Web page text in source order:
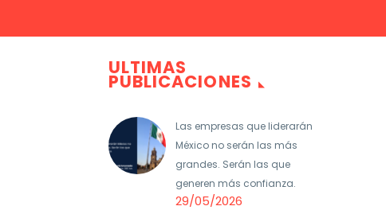
ULTIMAS
PUBLICACIONES
Las empresas que liderarán
México no serán las más
grandes. Serán las que
generen más confianza.
29/05/2026